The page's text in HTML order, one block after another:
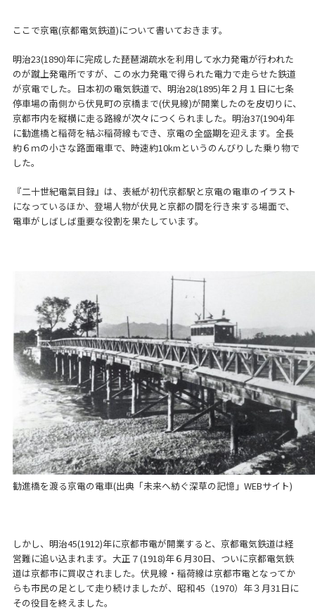
ここで京電(京都電気鉄道)について書いておきます。
明治23(1890)年に完成した琵琶湖疏水を利用して水力発電が行われた
のが蹴上発電所ですが、この水力発電で得られた電力で走らせた鉄道
が京電でした。日本初の電気鉄道で、明治28(1895)年２月１日に七条
停車場の南側から伏見町の京橋まで(伏見線)が開業したのを皮切りに、
京都市内を縦横に走る路線が次々につくられました。明治37(1904)年
に勧進橋と稲荷を結ぶ稲荷線もでき、京電の全盛期を迎えます。全長
約６ｍの小さな路面電車で、時速約10kmというのんびりした乗り物で
した。
『二十世紀電氣目録』は、表紙が初代京都駅と京電の電車のイラスト
になっているほか、登場人物が伏見と京都の間を行き来する場面で、
電車がしばしば重要な役割を果たしています。
勧進橋を渡る京電の電車(出典「未来へ紡ぐ深草の記憶」WEBサイト)
しかし、明治45(1912)年に京都市電が開業すると、京都電気鉄道は経
営難に追い込まれます。大正７(1918)年６月30日、ついに京都電気鉄
道は京都市に買収されました。伏見線・稲荷線は京都市電となってか
らも市民の足として走り続けましたが、昭和45（1970）年３月31日に
その役目を終えました。